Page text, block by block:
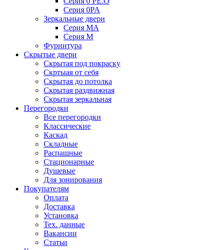
Серия 0PA
Зеркальные двери
Серия MA
Серия M
Фурнитура
Скрытые двери
Скрытая под покраску
Скртыая от себя
Скрытая до потолка
Скрытая раздвижная
Скрытая зеркальная
Перегородки
Все перегородки
Классические
Каскад
Складные
Распашные
Стационарные
Душевые
Для зонирования
Покупателям
Оплата
Доставка
Установка
Тех. данные
Вакансии
Статьи